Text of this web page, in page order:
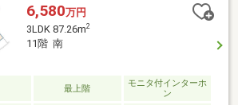
済みにつき、そのまま気持ちよくお住まい
北大阪急行「箕面船場阪大前」駅徒歩２分
・高層階につき、開放感のある眺望で
車場に空きがございます・ペット飼育可
んたん見学予約～電話が苦手な方も安心♪
はワンタップで完了！【見学予約】ボタン
6,580万円
3LDK 87.26m2
11階 南
最上階
モニタ付インターホ
ン